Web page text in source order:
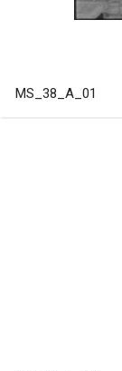
MS_38_A_01